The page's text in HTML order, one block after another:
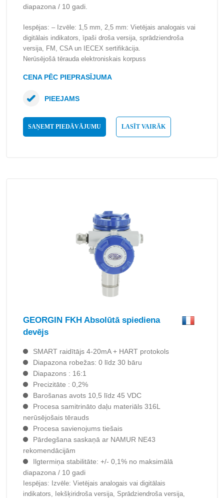
diapazona / 10 gadi.
Iespējas: – Izvēle: 1,5 mm, 2,5 mm: Vietējais analogais vai
digitālais indikators, īpaši droša versija, sprādziendroša
versija, FM, CSA un IECEX sertifikācija.
Nerūsējošā tērauda elektroniskais korpuss
CENA PĒC PIEPRASĪJUMA
SAŅEMT PIEDĀVĀJUMU LASĪT VAIRĀK
PIEEJAMS
GEORGIN FKH Absolūtā spiediena
devējs
SMART raidītājs 4-20mA + HART protokols
Diapazona robežas: 0 līdz 30 bāru
Diapazons : 16:1
Precizitāte : 0,2%
Barošanas avots 10,5 līdz 45 VDC
Procesa samitrināto daļu materiāls 316L
nerūsējošais tērauds
Procesa savienojums tiešais
Pārdegšana saskaņā ar NAMUR NE43
rekomendācijām
Ilgtermiņa stabilitāte: +/- 0,1% no maksimālā
diapazona / 10 gadi
Iespējas: Izvēle: Vietējais analogais vai digitālais
indikators, Iekšķiridroša versija, Sprādziendroša versija,